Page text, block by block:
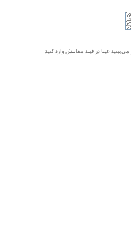
عينا در فيلد مقابلش وارد كنيد